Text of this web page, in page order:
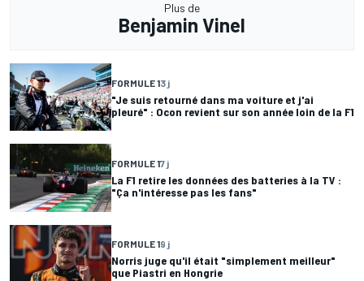
Plus de
Benjamin Vinel
FORMULE 13 j
"Je suis retourné dans ma voiture et j'ai
pleuré" : Ocon revient sur son année loin de la F1
FORMULE 17 j
La F1 retire les données des batteries à la TV :
"Ça n'intéresse pas les fans"
FORMULE 19 j
Norris juge qu'il était "simplement meilleur"
que Piastri en Hongrie